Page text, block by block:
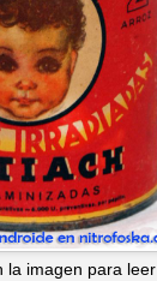
la imagen para leer